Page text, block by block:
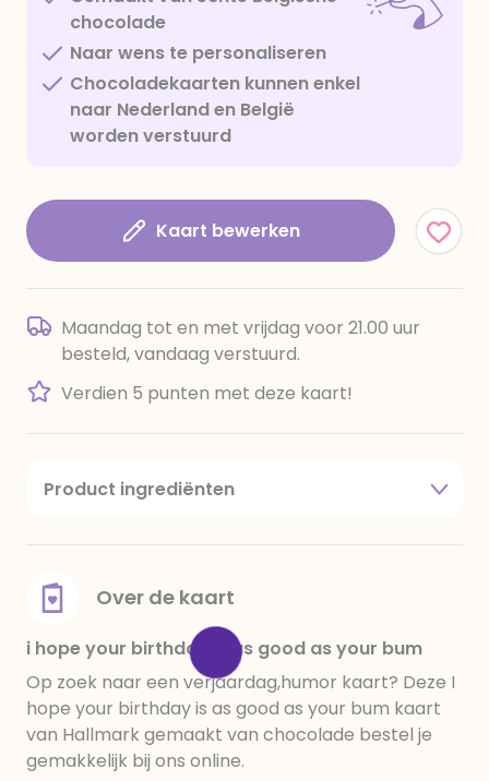
chocolade
Naar wens te personaliseren
Chocoladekaarten kunnen enkel
naar Nederland en België
worden verstuurd
Kaart bewerken
Maandag tot en met vrijdag voor 21.00 uur
besteld, vandaag verstuurd.
Verdien 5 punten met deze kaart!
Product ingrediënten
amandelen,cacaomassa, emulgator (sojalecithine),
voedingszuur: citroenzuur E 330, verdikkingsmiddel
E415, water, bevochtigingsmiddel E422, emulgator:
E433, kleurstoffen: E102, E110, E122: kan de activiteit en
concentratie van kinderen negatief beïnvloeden,
E133, E151. Chocolade bevat ten minste 34%
cacaobestanddelen. Kan sporen van gluten
bevatten. Koel en droog bewaren.
Over de kaart
i hope your birthday is as good as your bum
Op zoek naar een verjaardag,humor kaart? Deze I
hope your birthday is as good as your bum kaart
van Hallmark gemaakt van chocolade bestel je
gemakkelijk bij ons online.